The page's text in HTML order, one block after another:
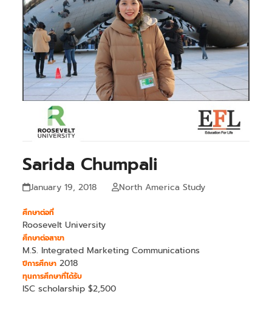
Sarida Chumpali
January 19, 2018 North America Study
ศึกษาต่อที่
Roosevelt University
ศึกษาต่อสาขา
M.S. Integrated Marketing Communications
ปีการศึกษา 2018
ทุนการศึกษาที่ได้รับ
ISC scholarship $2,500